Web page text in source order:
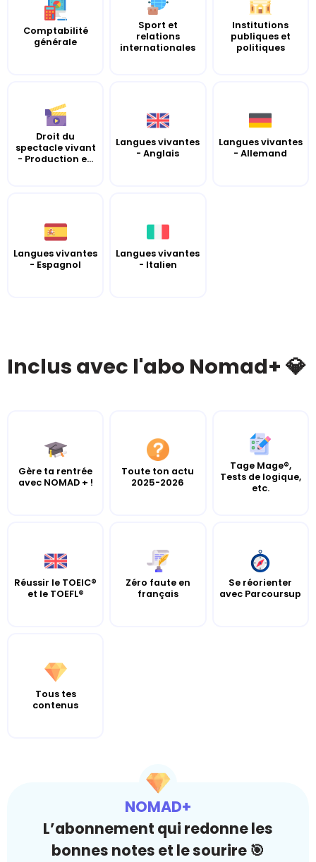
Comptabilité
générale
Sport et
relations
internationales
Institutions
publiques et
politiques
Droit du
spectacle vivant
- Production e...
Langues vivantes
- Anglais
Langues vivantes
- Allemand
Langues vivantes
- Espagnol
Langues vivantes
- Italien
Inclus avec l'abo Nomad+ 💎
Gère ta rentrée
avec NOMAD + !
Toute ton actu
2025-2026
Tage Mage®,
Tests de logique,
etc.
Réussir le TOEIC®
et le TOEFL®
Zéro faute en
français
Se réorienter
avec Parcoursup
Tous tes
contenus
NOMAD+
L’abonnement qui redonne les
bonnes notes et le sourire 🎯